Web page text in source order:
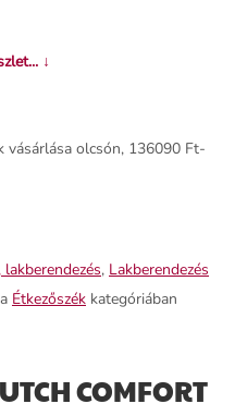
szék elegáns és divatos
stabilitást biztosítanak,
↓
vásárlása olcsón, 136090 Ft-
lakberendezés, Lakberendezés
Étkezőszék kategóriában
COMFORT